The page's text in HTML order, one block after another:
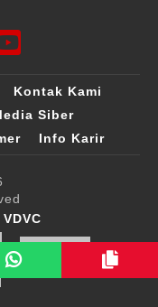
Kontak Kami
Siber
Info Karir
VDVC